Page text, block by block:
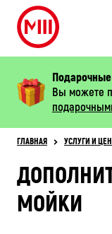
Вы можете
ГЛАВНАЯ УСЛУГИ И
МОЙКИ